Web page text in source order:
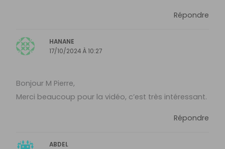
Répondre
HANANE
17/10/2024 À 10:27
Bonjour M Pierre,
Merci beaucoup pour la vidéo, c’est très intéressant.
Répondre
ABDEL